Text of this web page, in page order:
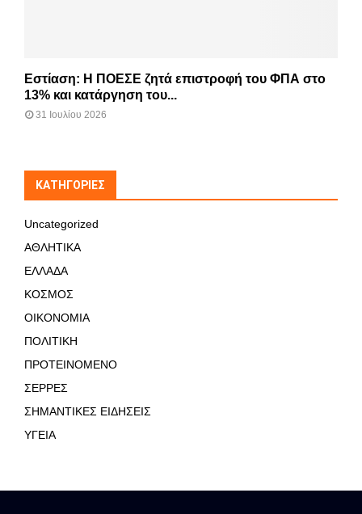
Εστίαση: Η ΠΟΕΣΕ ζητά επιστροφή του ΦΠΑ στο
13% και κατάργηση του...
31 Ιουλίου 2026
KΑΤΗΓΟΡΊΕΣ
Uncategorized
ΑΘΛΗΤΙΚΑ
ΕΛΛΑΔΑ
ΚΟΣΜΟΣ
ΟΙΚΟΝΟΜΙΑ
ΠΟΛΙΤΙΚΗ
ΠΡΟΤΕΙΝΟΜΕΝΟ
ΣΕΡΡΕΣ
ΣΗΜΑΝΤΙΚΕΣ ΕΙΔΗΣΕΙΣ
ΥΓΕΙΑ